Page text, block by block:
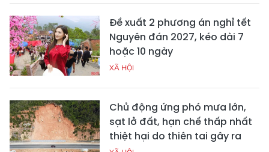
Đề xuất 2 phương án nghỉ tết
Nguyên đán 2027, kéo dài 7
hoặc 10 ngày
XÃ HỘI
Chủ động ứng phó mưa lớn,
sạt lở đất, hạn chế thấp nhất
thiệt hại do thiên tai gây ra